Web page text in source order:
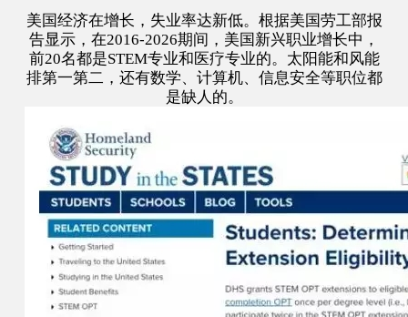
美国经济在增长，失业率达新低。根据美国劳工部报
告显示，在2016-2026期间，美国新兴职业增长中，
前20名都是STEM专业和医疗专业的。太阳能和风能
排第一第二，还有数学、计算机、信息安全等职位都
是缺人的。